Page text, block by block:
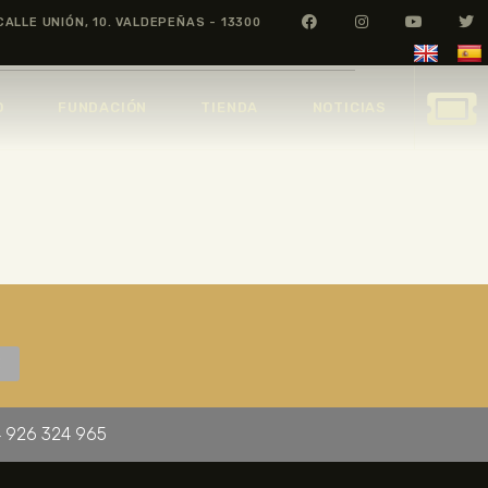
UNIÓN, 10. VALDEPEÑAS - 13300
926 324 965